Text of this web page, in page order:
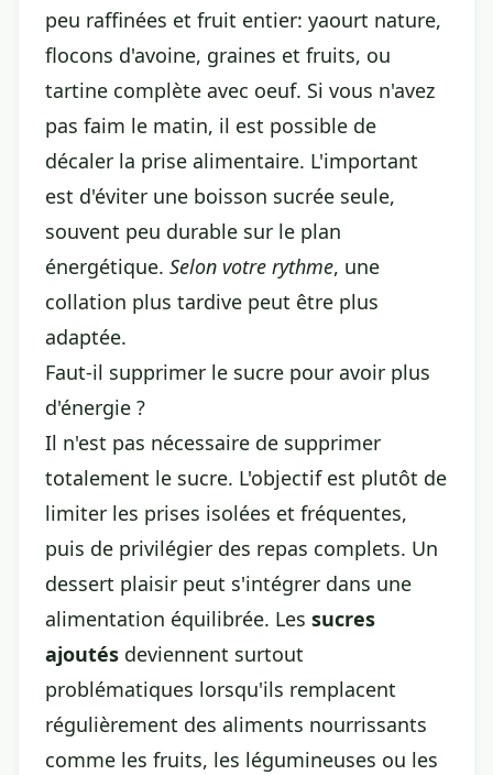
peu raffinées et fruit entier: yaourt nature,
flocons d'avoine, graines et fruits, ou
tartine complète avec oeuf. Si vous n'avez
pas faim le matin, il est possible de
décaler la prise alimentaire. L'important
est d'éviter une boisson sucrée seule,
souvent peu durable sur le plan
énergétique. Selon votre rythme, une
collation plus tardive peut être plus
adaptée.
Faut-il supprimer le sucre pour avoir plus
d'énergie ?
Il n'est pas nécessaire de supprimer
totalement le sucre. L'objectif est plutôt de
limiter les prises isolées et fréquentes,
puis de privilégier des repas complets. Un
dessert plaisir peut s'intégrer dans une
alimentation équilibrée. Les sucres
ajoutés deviennent surtout
problématiques lorsqu'ils remplacent
régulièrement des aliments nourrissants
comme les fruits, les légumineuses ou les